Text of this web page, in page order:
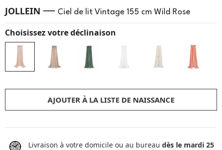
JOLLEIN — Ciel de lit Vintage 155 cm Wild Rose
Choisissez votre déclinaison
AJOUTER À LA LISTE DE NAISSANCE
Livraison à votre domicile ou au bureau dès le mardi 25